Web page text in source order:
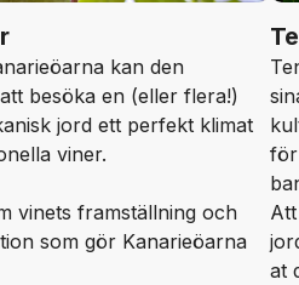
kan den
besöka en (eller flera!)
jord ett perfekt klimat
viner.
vinets framställning och
som gör Kanarieöarna
för
at